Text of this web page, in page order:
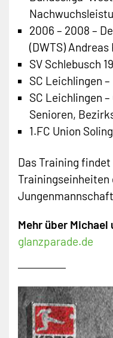
2006 – 2008 –
(DWTS)
SV Schlebusch
SC Leichlingen –
SC Leichlingen
Senioren,
1.FC Union
Das Training
Trainingseinheiten
Mehr über Michael
glanzparade.de